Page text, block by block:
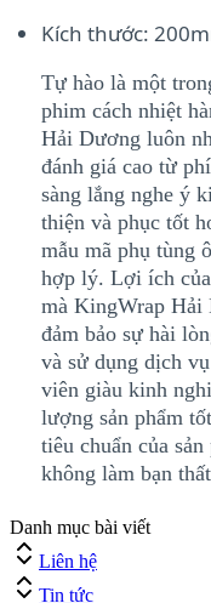
Kích thước:
Tự hào là một
phim cách nhiệt
Hải Dương luôn
đánh giá cao từ
sàng lắng nghe ý
thiện và phục tốt
mẫu mã phụ tùng
hợp lý. Lợi ích
mà KingWrap Hải
đảm bảo sự hài
và sử dụng dịch
viên giàu kinh
lượng sản phẩm
tiêu chuẩn của
không làm bạn
Danh mục bài viết
Liên hệ
Tin tức